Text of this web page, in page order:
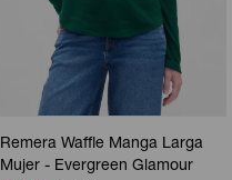
Remera Waffle Manga Larga
Mujer - Evergreen Glamour